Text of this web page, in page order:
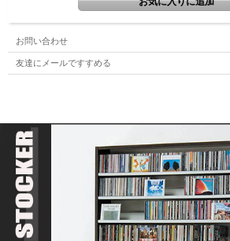
お問い合わせ
友達にメールですすめる